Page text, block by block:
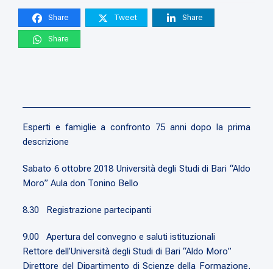
Share Tweet Share
Share
Esperti e famiglie a confronto 75 anni dopo la prima
descrizione
Sabato 6 ottobre 2018 Università degli Studi di Bari “Aldo
Moro” Aula don Tonino Bello
8.30 Registrazione partecipanti
9.00 Apertura del convegno e saluti istituzionali
Rettore dell’Università degli Studi di Bari “Aldo Moro”
Direttore del Dipartimento di Scienze della Formazione,